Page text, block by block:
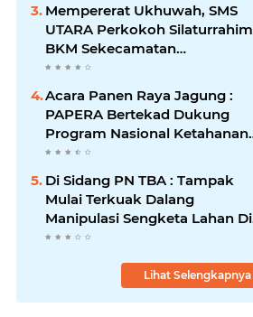
Mempererat Ukhuwah, SMS
UTARA Perkokoh Silaturrahim
BKM Sekecamatan
Padangsidimpuan Utara di
Acara Panen Raya Jagung :
PAPERA Bertekad Dukung
Program Nasional Ketahanan
Pangan Di Kota Kerang
Di Sidang PN TBA : Tampak
Mulai Terkuak Dalang
Manipulasi Sengketa Lahan Di
Asahan Mati
Lihat Selengkapnya